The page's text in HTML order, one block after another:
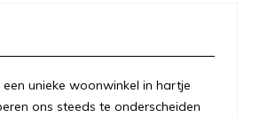
een unieke woonwinkel in hartje
ons steeds te onderscheiden